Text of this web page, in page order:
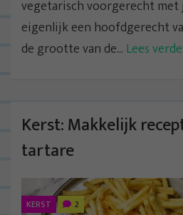
vegetarisch voorgerecht met
eigenlijk een hoofdgerecht
de grootte van de... Lees
Kerst: Makkelijk
tartare
KERST 2